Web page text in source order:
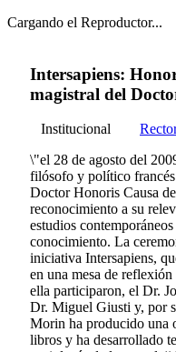
Cargando el Reproductor...
Intersapiens:
magistral del
Institucional
\"el 28 de agosto del
filósofo y político
Doctor Honoris Causa
reconocimiento a su
estudios
conocimiento. La
iniciativa Intersapiens,
en una mesa de
ella participaron, el Dr.
Dr. Miguel Giusti y, por
Morin ha producido una
libros y ha desarrollado